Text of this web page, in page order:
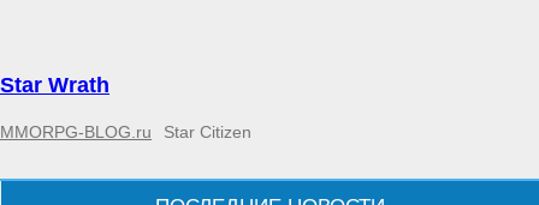
Star Wrath
MMORPG-BLOG.ru Star Citizen